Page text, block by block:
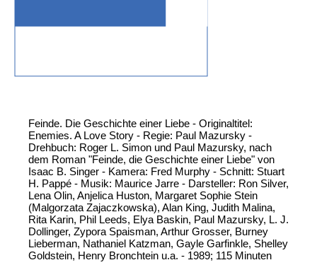
Feinde. Die Geschichte einer Liebe - Originaltitel:
Enemies. A Love Story - Regie: Paul Mazursky -
Drehbuch: Roger L. Simon und Paul Mazursky, nach
dem Roman "Feinde, die Geschichte einer Liebe" von
Isaac B. Singer - Kamera: Fred Murphy - Schnitt: Stuart
H. Pappé - Musik: Maurice Jarre - Darsteller: Ron Silver,
Lena Olin, Anjelica Huston, Margaret Sophie Stein
(Malgorzata Zajaczkowska), Alan King, Judith Malina,
Rita Karin, Phil Leeds, Elya Baskin, Paul Mazursky, L. J.
Dollinger, Zypora Spaisman, Arthur Grosser, Burney
Lieberman, Nathaniel Katzman, Gayle Garfinkle, Shelley
Goldstein, Henry Bronchtein u.a. - 1989; 115 Minuten